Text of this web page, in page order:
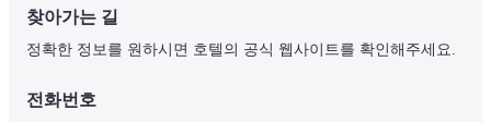
찾아가는 길
정확한 정보를 원하시면 호텔의 공식 웹사이트를 확인해주세요.
전화번호